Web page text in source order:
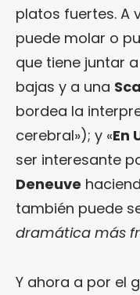
platos fuertes. A
puede molar o
que tiene juntar
bajas y a una
bordea la
cerebral»); y «En
ser interesante
Deneuve
también puede
dramática más
Y ahora a por el